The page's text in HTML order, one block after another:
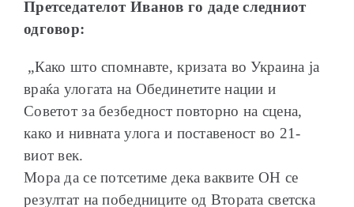
Претседателот Иванов го даде следниот
одговор:
„Како што спомнавте, кризата во Украина ја
враќа улогата на Обединетите нации и
Советот за безбедност повторно на сцена,
како и нивната улога и поставеност во 21-
виот век.
Мора да се потсетиме дека ваквите ОН се
резултат на победниците од Втората светска